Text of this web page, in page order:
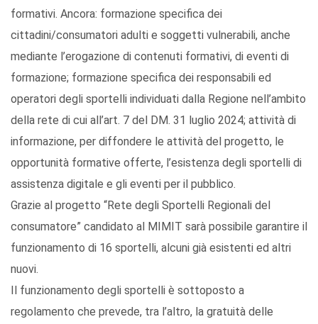
formativi. Ancora: formazione specifica dei
cittadini/consumatori adulti e soggetti vulnerabili, anche
mediante l’erogazione di contenuti formativi, di eventi di
formazione; formazione specifica dei responsabili ed
operatori degli sportelli individuati dalla Regione nell’ambito
della rete di cui all’art. 7 del DM. 31 luglio 2024; attività di
informazione, per diffondere le attività del progetto, le
opportunità formative offerte, l’esistenza degli sportelli di
assistenza digitale e gli eventi per il pubblico.
Grazie al progetto “Rete degli Sportelli Regionali del
consumatore” candidato al MIMIT sarà possibile garantire il
funzionamento di 16 sportelli, alcuni già esistenti ed altri
nuovi.
Il funzionamento degli sportelli è sottoposto a
regolamento che prevede, tra l’altro, la gratuità delle